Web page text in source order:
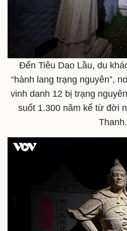
Kinh tế
Bất động sản
Khởi nghiệp
Đến Tiêu Dao Lầu, du
“hành lang trạng nguyên”,
vinh danh 12 bị trạng
suốt 1.300 năm kể từ đời
Thanh.